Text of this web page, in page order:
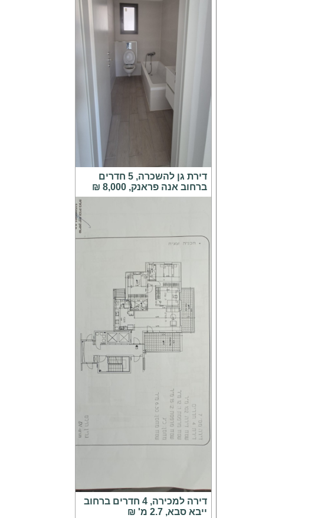
דירת גן להשכרה, 5 חדרים
ברחוב אנה פראנק, 8,000 ₪
דירה למכירה, 4 חדרים ברחוב
ייבא סבא, 2.7 מ' ₪